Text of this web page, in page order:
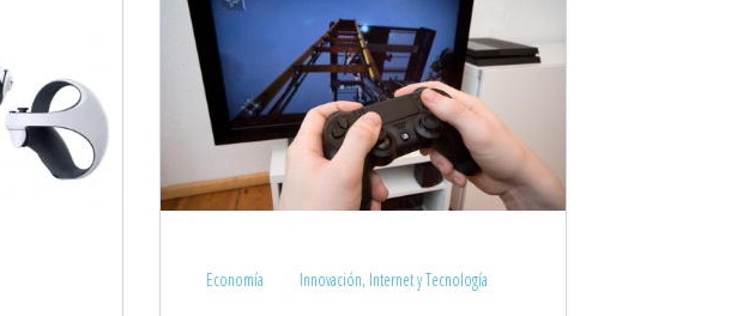
Economía Innovación, Internet y Tecnología